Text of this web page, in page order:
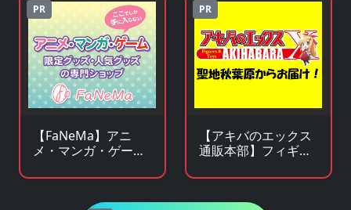
PR
【FaNeMa】アニ
メ・マンガ・ゲーム
ズを皆様にお届けし
PR
【アキバのエックス
通販本部】フィギュ
ッズがアキバ価格で